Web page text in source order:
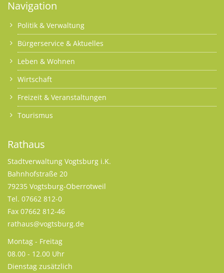
Navigation
Politik & Verwaltung
Bürgerservice & Aktuelles
Leben & Wohnen
Wirtschaft
Freizeit & Veranstaltungen
Tourismus
Rathaus
Stadtverwaltung Vogtsburg i.K.
Bahnhofstraße 20
79235 Vogtsburg-Oberrotweil
Tel. 07662 812-0
Fax 07662 812-46
rathaus@vogtsburg.de
Montag - Freitag
08.00 - 12.00 Uhr
Dienstag zusätzlich